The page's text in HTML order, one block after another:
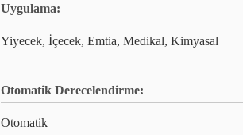
Uygulama:
Yiyecek, İçecek, Emtia, Medikal, Kimyasal
Otomatik Derecelendirme:
Otomatik